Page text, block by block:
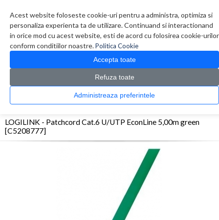
Acest website foloseste cookie-uri pentru a administra, optimiza si
personaliza experienta ta de utilizare. Continuand si interactionand
in orice mod cu acest website, esti de acord cu folosirea cookie-urilor
conform conditiilor noastre.Politica Cookie
Accepta toate
Refuza toate
Administreaza preferintele
0 produs(e)
CATALOG PRODUSE
> Cabluri > LOGILINK - Patchcord Cat.6 U/UTP EconLine
LOGILINK - Patchcord Cat.6 U/UTP EconLine 5,00m green
[C5208777]